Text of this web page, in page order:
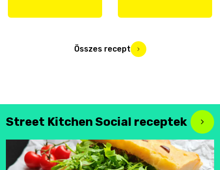
Összes recept
Street Kitchen Social receptek